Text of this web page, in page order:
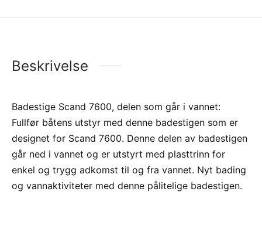
Beskrivelse
Badestige Scand 7600, delen som går i vannet:
Fullfør båtens utstyr med denne badestigen som er
designet for Scand 7600. Denne delen av badestigen
går ned i vannet og er utstyrt med plasttrinn for
enkel og trygg adkomst til og fra vannet. Nyt bading
og vannaktiviteter med denne pålitelige badestigen.